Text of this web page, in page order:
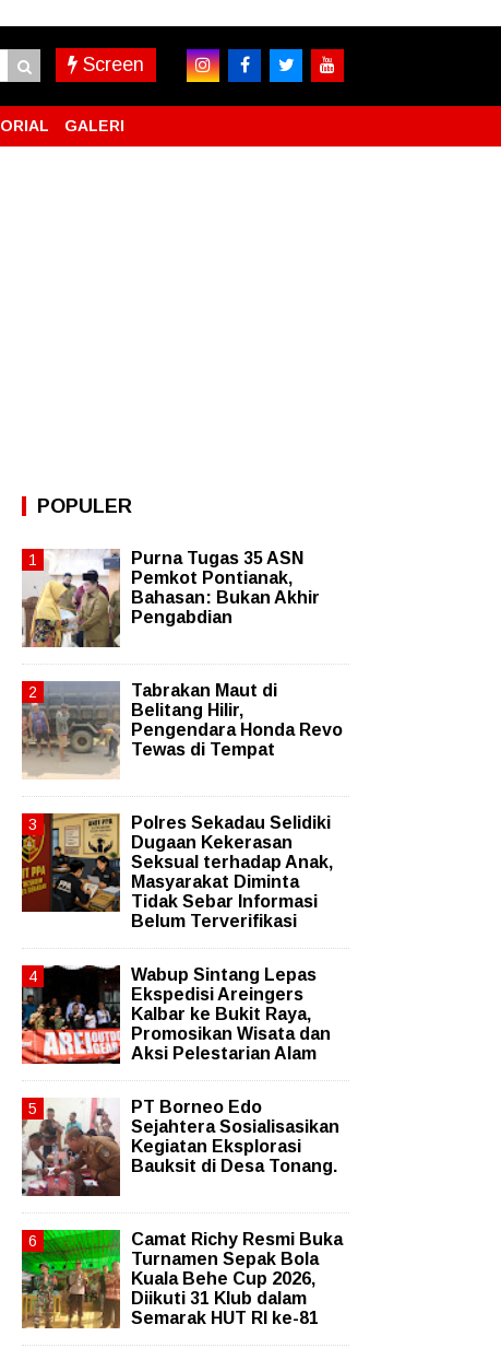
Screen
GALERI
POPULER
Purna Tugas 35 ASN
Pemkot Pontianak,
Bahasan: Bukan Akhir
Pengabdian
Tabrakan Maut di
Belitang Hilir,
Pengendara Honda Revo
Tewas di Tempat
Polres Sekadau Selidiki
Dugaan Kekerasan
Seksual terhadap Anak,
Masyarakat Diminta
Tidak Sebar Informasi
Belum Terverifikasi
Wabup Sintang Lepas
Ekspedisi Areingers
Kalbar ke Bukit Raya,
Promosikan Wisata dan
Aksi Pelestarian Alam
PT Borneo Edo
Sejahtera Sosialisasikan
Kegiatan Eksplorasi
Bauksit di Desa Tonang.
Camat Richy Resmi Buka
Turnamen Sepak Bola
Kuala Behe Cup 2026,
Diikuti 31 Klub dalam
Semarak HUT RI ke-81